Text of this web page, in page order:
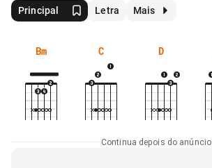
Principal Letra Mais
Bm C D
Continua depois do anúncio